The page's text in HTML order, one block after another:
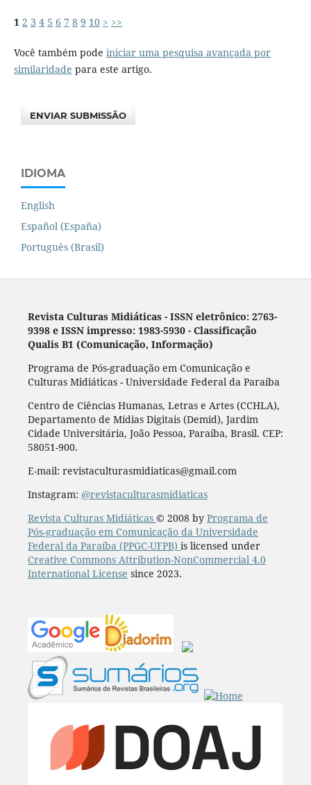
1 2 3 4 5 6 7 8 9 10 > >>
Você também pode iniciar uma pesquisa avançada por
similaridade para este artigo.
ENVIAR SUBMISSÃO
IDIOMA
English
Español (España)
Português (Brasil)
Revista Culturas Midiáticas - ISSN eletrônico: 2763-
9398 e ISSN impresso: 1983-5930 - Classificação
Qualis B1 (Comunicação, Informação)
Programa de Pós-graduação em Comunicação e
Culturas Midiáticas - Universidade Federal da Paraíba
Centro de Ciências Humanas, Letras e Artes (CCHLA),
Departamento de Mídias Digitais (Demid), Jardim
Cidade Universitária, João Pessoa, Paraíba, Brasil. CEP:
58051-900.
E-mail: revistaculturasmidiaticas@gmail.com
Instagram: @revistaculturasmidiaticas
Revista Culturas Midiáticas © 2008 by Programa de
Pós-graduação em Comunicação da Universidade
Federal da Paraíba (PPGC-UFPB) is licensed under
Creative Commons Attribution-NonCommercial 4.0
International License since 2023.